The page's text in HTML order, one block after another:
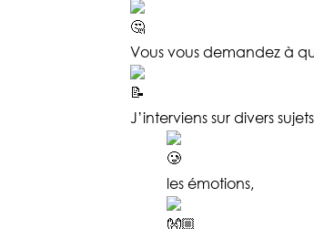
Vous vous demandez à
J’interviens sur divers
les émotions,